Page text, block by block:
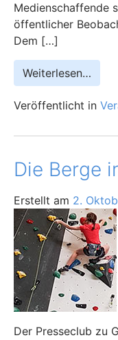
Medienschaffende
öffentlicher
Dem […]
Weiterlesen…
Veröffentlicht in
Die Berge
Erstellt am 2.
Der Presseclub zu